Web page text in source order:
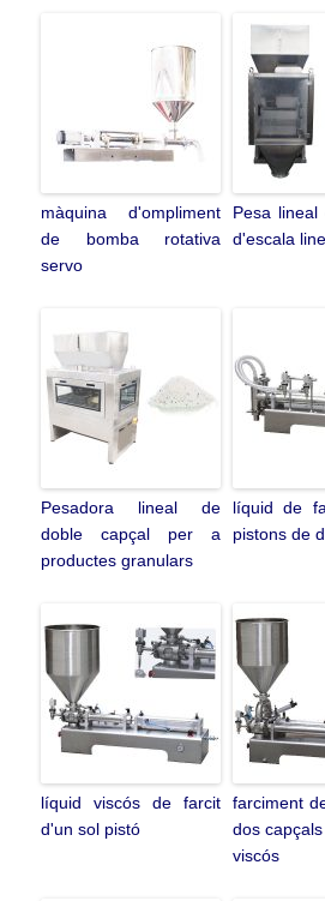
màquina d'ompliment
de bomba rotativa
servo
Pesa
d'escala
Pesadora lineal de
doble capçal per a
productes granulars
líquid de
pistons de
líquid viscós de farcit
d'un sol pistó
farciment
dos
viscós